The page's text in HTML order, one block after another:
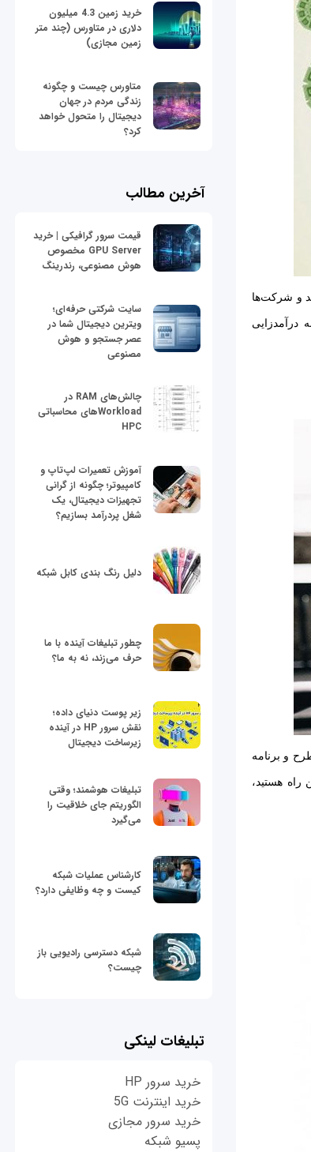
و شرکت‌ها
و برنامه
راه هستید،
خرید زمین 4.3 میلیون
دلاری در متاورس (چند متر
زمین مجازی)
متاورس چیست و چگونه
زندگی مردم در جهان
دیجیتال را متحول خواهد
کرد؟
آخرین مطالب
قیمت سرور گرافیکی | خرید
GPU Server مخصوص
هوش مصنوعی، رندرینگ
سایت شرکتی حرفه‌ای؛
ویترین دیجیتال شما در
عصر جستجو و هوش
مصنوعی
چالش‌های RAM در
Workloadهای محاسباتی
HPC
آموزش تعمیرات لپ‌تاپ و
کامپیوتر؛ چگونه از گرانی
تجهیزات دیجیتال، یک
شغل پردرآمد بسازیم؟
دلیل رنگ بندی کابل شبکه
چطور تبلیغات آینده با ما
حرف می‌زند، نه به ما؟
زیر پوست دنیای داده؛
نقش سرور HP در آینده
زیرساخت دیجیتال
تبلیغات هوشمند؛ وقتی
الگوریتم جای خلاقیت را
می‌گیرد
کارشناس عملیات شبکه
کیست و چه وظایفی دارد؟
شبکه دسترسی رادیویی باز
چیست؟
تبلیغات لینکی
خرید سرور HP
خرید اینترنت 5G
خرید سرور مجازی
پسیو شبکه